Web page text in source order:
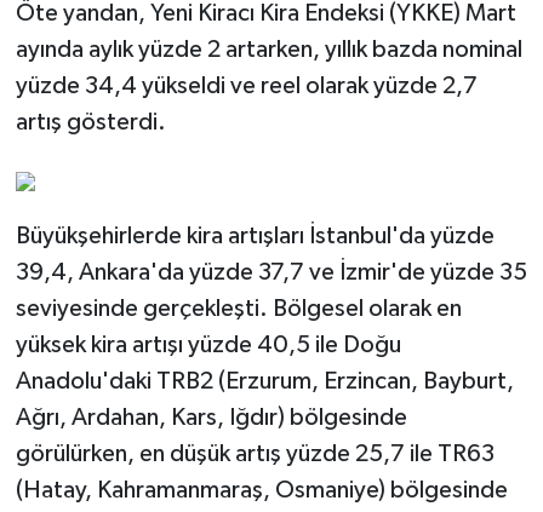
Öte yandan, Yeni Kiracı Kira Endeksi (YKKE) Mart
ayında aylık yüzde 2 artarken, yıllık bazda nominal
yüzde 34,4 yükseldi ve reel olarak yüzde 2,7
artış gösterdi.
Büyükşehirlerde kira artışları İstanbul'da yüzde
39,4, Ankara'da yüzde 37,7 ve İzmir'de yüzde 35
seviyesinde gerçekleşti. Bölgesel olarak en
yüksek kira artışı yüzde 40,5 ile Doğu
Anadolu'daki TRB2 (Erzurum, Erzincan, Bayburt,
Ağrı, Ardahan, Kars, Iğdır) bölgesinde
görülürken, en düşük artış yüzde 25,7 ile TR63
(Hatay, Kahramanmaraş, Osmaniye) bölgesinde